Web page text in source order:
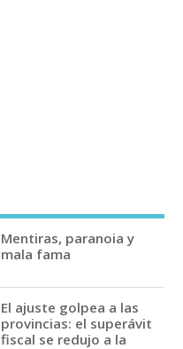
Mentiras, paranoia y
mala fama
El ajuste golpea a las
provincias: el superávit
fiscal se redujo a la